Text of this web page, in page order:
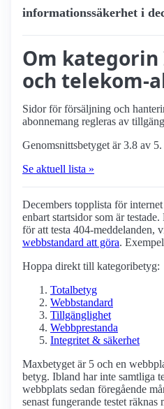
informationssäkerhet i
Om
och telekom-
Sidor för försäljning och
abonnemang regleras av
Genomsnittsbetyget är 3.8 av 5.
Se aktuell lista »
Decembers topplista för
enbart startsidor som är
för att testa 404-meddelanden,
webbstandard att göra.
Hoppa direkt till kategoribetyg:
Totalbetyg
Webbstandard
Tillgänglighet
Webbprestanda
Integritet & säkerhet
Maxbetyget är 5 och en
betyg. Ibland har inte samtliga
webbplats sedan föregående
senast fungerande testet räknas